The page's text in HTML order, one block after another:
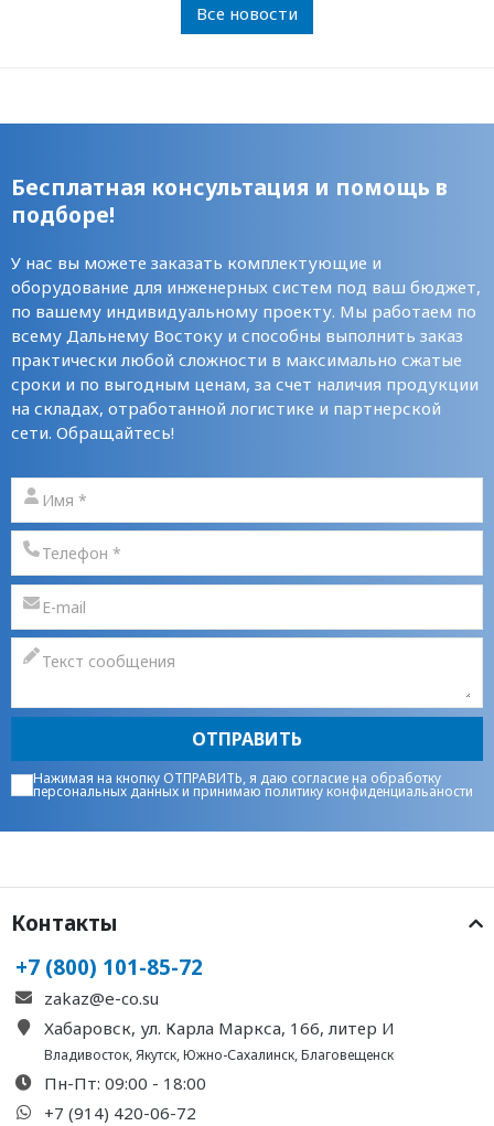
Все новости
Бесплатная консультация и помощь в
подборе!
У нас вы можете заказать комплектующие и
оборудование для инженерных систем под ваш бюджет,
по вашему индивидуальному проекту. Мы работаем по
всему Дальнему Востоку и способны выполнить заказ
практически любой сложности в максимально сжатые
сроки и по выгодным ценам, за счет наличия продукции
на складах, отработанной логистике и партнерской
сети. Обращайтесь!
ОТПРАВИТЬ
Нажимая на кнопку ОТПРАВИТЬ, я даю согласие на обработку
персональных данныхи принимаюполитику конфиденциальаности
Контакты
+7 (800) 101-85-72
zakaz@e-co.su
Хабаровск, ул. Карла Маркса, 166, литер И
Владивосток,Якутск,Южно-Сахалинск,Благовещенск
Пн-Пт: 09:00 - 18:00
+7 (914) 420-06-72